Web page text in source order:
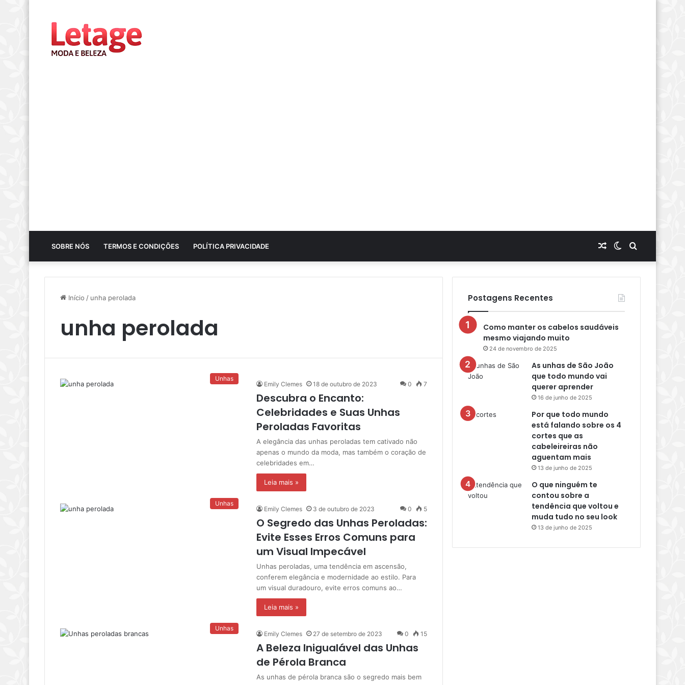
SOBRE NÓS TERMOS E CONDIÇÕES POLÍTICA PRIVACIDADE Procurar
por
Switch
skin
Artigo
aleatório
Início / unha perolada
unha perolada
Unhas
Emily Clemes 18 de outubro de 2023 0 7
Descubra o Encanto:
Celebridades e Suas Unhas
Peroladas Favoritas
A elegância das unhas peroladas tem cativado não
apenas o mundo da moda, mas também o coração de
celebridades em…
Leia mais »
Unhas
Emily Clemes 3 de outubro de 2023 0 5
O Segredo das Unhas Peroladas:
Evite Esses Erros Comuns para
um Visual Impecável
Unhas peroladas, uma tendência em ascensão,
conferem elegância e modernidade ao estilo. Para
um visual duradouro, evite erros comuns ao…
Leia mais »
Unhas
Emily Clemes 27 de setembro de 2023 0 15
A Beleza Inigualável das Unhas
de Pérola Branca
As unhas de pérola branca são o segredo mais bem
Postagens Recentes
Como manter os cabelos saudáveis
mesmo viajando muito
24 de novembro de 2025
As unhas de São João
que todo mundo vai
querer aprender
16 de junho de 2025
Por que todo mundo
está falando sobre os 4
cortes que as
cabeleireiras não
aguentam mais
13 de junho de 2025
O que ninguém te
contou sobre a
tendência que voltou e
muda tudo no seu look
13 de junho de 2025